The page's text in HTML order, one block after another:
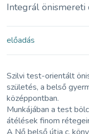
Integrál önismereti
előadás
Szilvi test-orientált
születés, a belső
középpontban.
Munkájában a test
átélések finom